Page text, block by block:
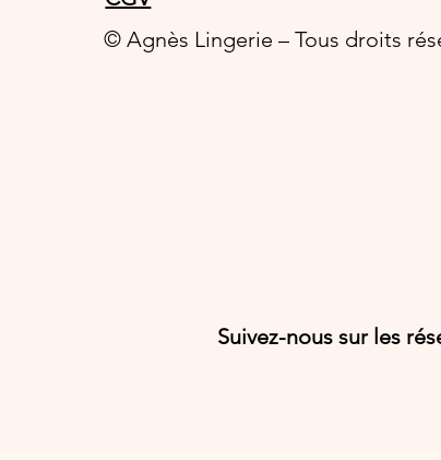
© Agnès Lingerie – Tous droits
Suivez-nous sur les